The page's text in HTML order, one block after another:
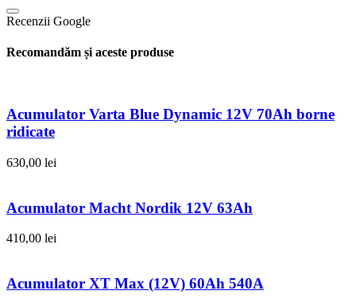
Recenzii Google
Recomandăm și aceste produse
Acumulator Varta Blue Dynamic 12V 70Ah borne
ridicate
630,00 lei
Acumulator Macht Nordik 12V 63Ah
410,00 lei
Acumulator XT Max (12V) 60Ah 540A